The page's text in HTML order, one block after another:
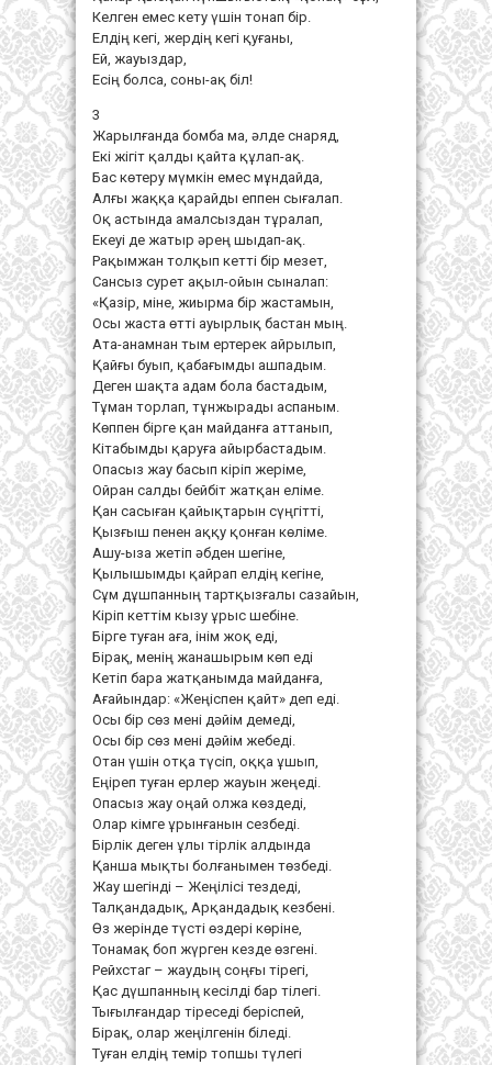
Келген емес кету үшін тонап бір.
Елдің кегі, жердің кегі қуғаны,
Ей, жауыздар,
Есің болса, соны-ақ біл!
3
Жарылғанда бомба ма, әлде снаряд,
Екі жігіт қалды қайта құлап-ақ.
Бас көтеру мүмкін емес мұндайда,
Алғы жаққа қарайды еппен сығалап.
Оқ астында амалсыздан тұралап,
Екеуі де жатыр әрең шыдап-ақ.
Рақымжан толқып кетті бір мезет,
Сансыз сурет ақыл-ойын сыналап:
«Қазір, міне, жиырма бір жастамын,
Осы жаста өтті ауырлық бастан мың.
Ата-анамнан тым ертерек айрылып,
Қайғы буып, қабағымды ашпадым.
Деген шақта адам бола бастадым,
Тұман торлап, тұнжырады аспаным.
Көппен бірге қан майданға аттанып,
Кітабымды қаруға айырбастадым.
Опасыз жау басып кіріп жеріме,
Ойран салды бейбіт жатқан еліме.
Қан сасыған қайықтарын сүңгітті,
Қызғыш пенен аққу қонған көліме.
Ашу-ыза жетіп әбден шегіне,
Қылышымды қайрап елдің кегіне,
Сұм дұшпанның тартқызғалы сазайын,
Кіріп кеттім кызу ұрыс шебіне.
Бірге туған аға, інім жоқ еді,
Бірақ, менің жанашырым көп еді
Кетіп бара жатқанымда майданға,
Ағайындар: «Жеңіспен қайт» деп еді.
Осы бір сөз мені дәйім демеді,
Осы бір сөз мені дәйім жебеді.
Отан үшін отқа түсіп, оққа ұшып,
Еңіреп туған ерлер жауын жеңеді.
Опасыз жау оңай олжа көздеді,
Олар кімге ұрынғанын сезбеді.
Бірлік деген ұлы тірлік алдында
Қанша мықты болғанымен төзбеді.
Жау шегінді – Жеңілісі тездеді,
Талқандадық, Арқандадық кезбені.
Өз жерінде түсті өздері көріне,
Тонамақ боп жүрген кезде өзгені.
Рейхстаг – жаудың соңғы тірегі,
Қас дүшпанның кесілді бар тілегі.
Тығылғандар тіреседі беріспей,
Бірақ, олар жеңілгенін біледі.
Туған елдің темір топшы түлегі